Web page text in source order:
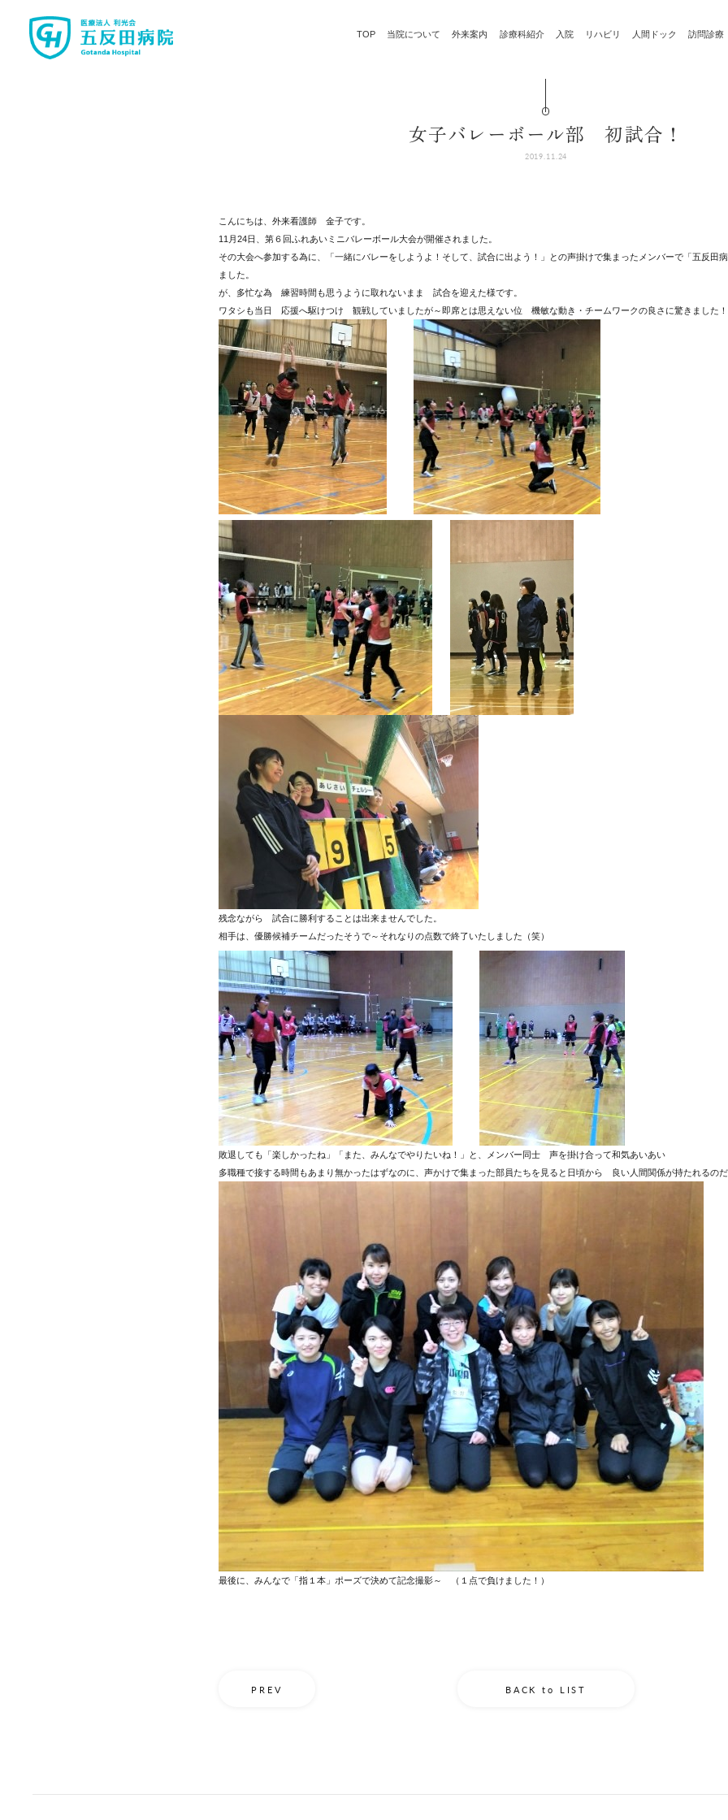
TOP 当院について 外来案内 診療科紹介 入院 リハビリ 人間ドック 訪問診療
女子バレーボール部 初試合！
2019.11.24
こんにちは、外来看護師 金子です。
11月24日、第６回ふれあいミニバレーボール大会が開催されました。
その大会へ参加する為に、「一緒にバレーをしようよ！そして、試合に出よう！」との声掛けで集まったメンバーで「五反
ました。
が、多忙な為 練習時間も思うように取れないまま 試合を迎えた様です。
ワタシも当日 応援へ駆けつけ 観戦していましたが～即席とは思えない位 機敏な動き・チームワークの良さに驚きました！
残念ながら 試合に勝利することは出来ませんでした。
相手は、優勝候補チームだったそうで～それなりの点数で終了いたしました（笑）
敗退しても「楽しかったね」「また、みんなでやりたいね！」と、メンバー同士 声を掛け合って和気あいあい
多職種で接する時間もあまり無かったはずなのに、声かけで集まった部員たちを見ると日頃から 良い人間関係が持たれるの
最後に、みんなで「指１本」ポーズで決めて記念撮影～ （１点で負けました！）
PREV BACK to LIST